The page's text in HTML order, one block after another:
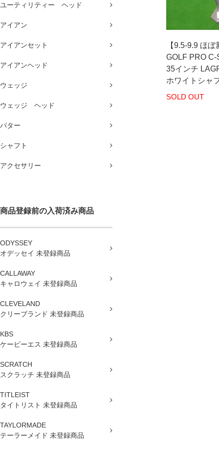
ユーティリティー ヘッド
アイアン
アイアンセット
アイアンヘッド
ウェッジ
ウェッジ ヘッド
パター
シャフト
アクセサリー
商品登録前の入荷済み商品
ODYSSEY
オデッセイ 未登録商品
CALLAWAY
キャロウェイ 未登録商品
CLEVELAND
クリーブランド 未登録商品
KBS
ケービーエス 未登録商品
SCRATCH
スクラッチ 未登録商品
TITLEIST
タイトリスト 未登録商品
TAYLORMADE
テーラーメイド 未登録商品
【9.5-9.9 ほ
GOLF PRO
35インチ
ホワイトシャ
SOLD OUT